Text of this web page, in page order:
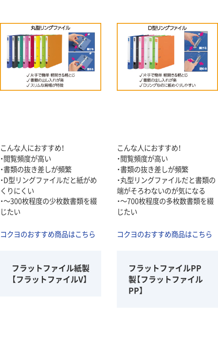
こんな人におすすめ！
・閲覧頻度が高い
・書類の抜き差しが頻繁
・D型リングファイルだと紙がめ
くりにくい
・～300枚程度の少枚数書類を綴
じたい
コクヨのおすすめ商品はこちら
こんな人におすすめ！
・閲覧頻度が高い
・書類の抜き差しが頻繁
・丸型リングファイルだと書類の
端がそろわないのが気になる
・～700枚程度の多枚数書類を綴
じたい
コクヨのおすすめ商品はこちら
フラットファイル紙製
【フラットファイルV】
フラットファイルPP
製【フラットファイル
PP】